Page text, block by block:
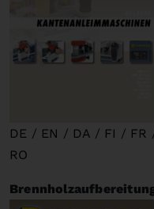
DE / EN / DA / FI / FR
RO